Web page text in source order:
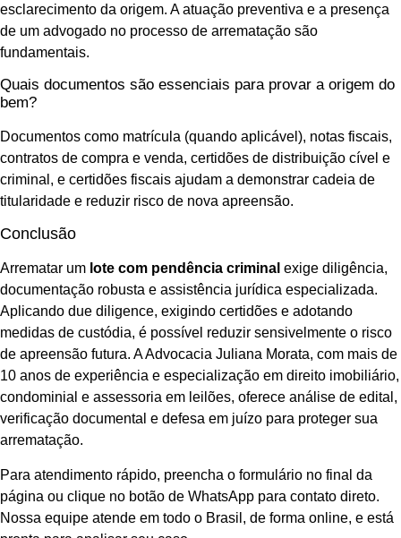
esclarecimento da origem. A atuação preventiva e a presença
de um advogado no processo de arrematação são
fundamentais.
Quais documentos são essenciais para provar a origem do
bem?
Documentos como matrícula (quando aplicável), notas fiscais,
contratos de compra e venda, certidões de distribuição cível e
criminal, e certidões fiscais ajudam a demonstrar cadeia de
titularidade e reduzir risco de nova apreensão.
Conclusão
Arrematar um lote com pendência criminal exige diligência,
documentação robusta e assistência jurídica especializada.
Aplicando due diligence, exigindo certidões e adotando
medidas de custódia, é possível reduzir sensivelmente o risco
de apreensão futura. A Advocacia Juliana Morata, com mais de
10 anos de experiência e especialização em direito imobiliário,
condominial e assessoria em leilões, oferece análise de edital,
verificação documental e defesa em juízo para proteger sua
arrematação.
Para atendimento rápido, preencha o formulário no final da
página ou clique no botão de WhatsApp para contato direto.
Nossa equipe atende em todo o Brasil, de forma online, e está